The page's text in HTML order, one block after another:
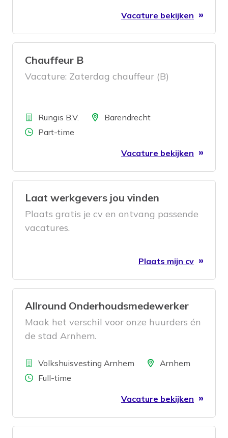
Vacature bekijken
Chauffeur B
Vacature: Zaterdag chauffeur (B)
BedrijfRungis B.V. LocatieBarendrecht
Aantal uren
Part-time
Vacature bekijken
Laat werkgevers jou vinden
Plaats gratis je cv en ontvang passende
vacatures.
Plaats mijn cv
Allround Onderhoudsmedewerker
Maak het verschil voor onze huurders én
de stad Arnhem.
BedrijfVolkshuisvesting Arnhem LocatieArnhem
Aantal uren
Full-time
Vacature bekijken